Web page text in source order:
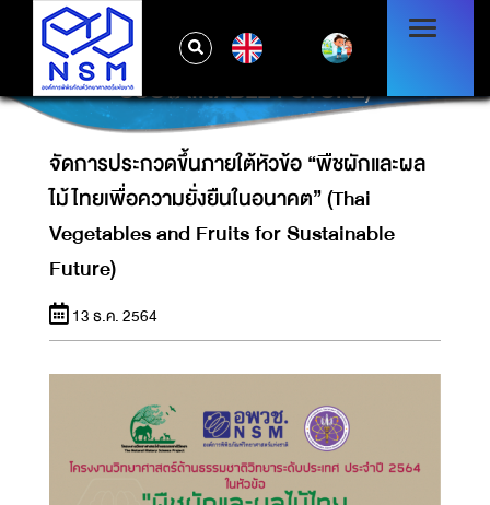
จัดการประกวดขึ้นภายใต้หัวข้อ “พืชผักและผลไม้
ไทยเพื่อความยั่งยืนในอนาคต” (THAI
VEGETABLES AND FRUITS FOR
SUSTAINABLE FUTURE)
จัดการประกวดขึ้นภายใต้หัวข้อ “พืชผักและผล
ไม้ไทยเพื่อความยั่งยืนในอนาคต” (Thai
Vegetables and Fruits for Sustainable
Future)
13 ธ.ค. 2564